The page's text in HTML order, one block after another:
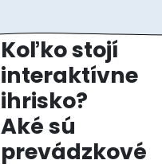
Koľko stojí
interaktívne
ihrisko?
Cena je vždy individuálna. V
závislosti od miesta a
Aké sú
prevádzkové